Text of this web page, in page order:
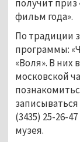
получит
фильм года».
По традиции
программы:
«Воля». В
московской
(3435) 25-26-
музея.